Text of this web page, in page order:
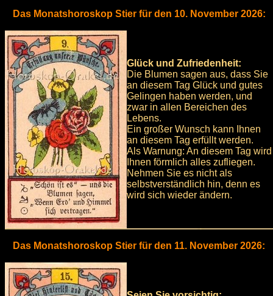
Das Monatshoroskop Stier für den 10. November 2026:
Glück und Zufriedenheit:
Die Blumen sagen aus, dass Sie
an diesem Tag Glück und gutes
Gelingen haben werden, und
zwar in allen Bereichen des
Lebens.
Ein großer Wunsch kann Ihnen
an diesem Tag erfüllt werden.
Als Warnung: An diesem Tag wird
Ihnen förmlich alles zufliegen.
Nehmen Sie es nicht als
selbstverständlich hin, denn es
wird sich wieder ändern.
Das Monatshoroskop Stier für den 11. November 2026: